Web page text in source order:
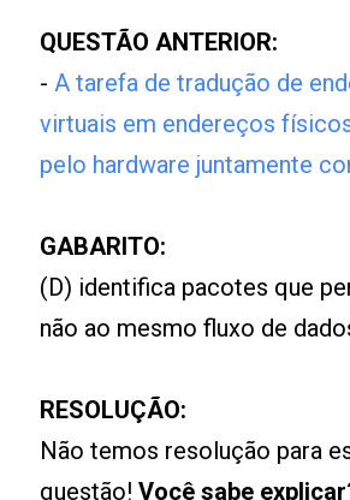
QUESTÃO ANTERIOR:
-A tarefa de tradução de
virtuais em endereços
pelo hardware juntamente
GABARITO:
(D) identifica pacotes que
não ao mesmo fluxo de
RESOLUÇÃO:
Não temos resolução para
questão!Você sabe